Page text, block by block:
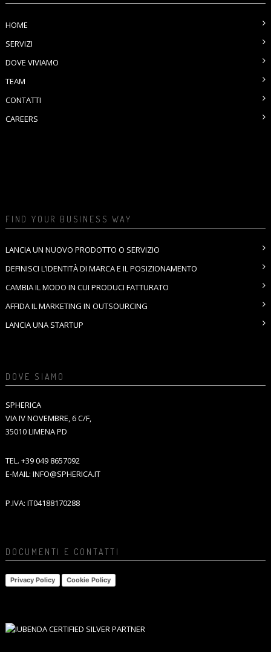
HOME
SERVIZI
DOVE VIVIAMO
TEAM
CONTATTI
CAREERS
FIND YOUR BUSINESS WAY
LANCIA UN NUOVO PRODOTTO O SERVIZIO
DEFINISCI L’IDENTITÀ DI MARCA E IL POSIZIONAMENTO
CAMBIA IL MODO IN CUI PRODUCI FATTURATO
AFFIDA IL MARKETING IN OUTSOURCING
LANCIA UNA STARTUP
DOVE SIAMO
SPHERICA
VIA IV NOVEMBRE, 6 C/F,
35010 LIMENA PD
TEL. +39 049 8657092
E-MAIL: INFO@SPHERICA.IT
P.IVA: IT04188170288
DOCUMENTI E CONTATTI
Privacy Policy Cookie Policy